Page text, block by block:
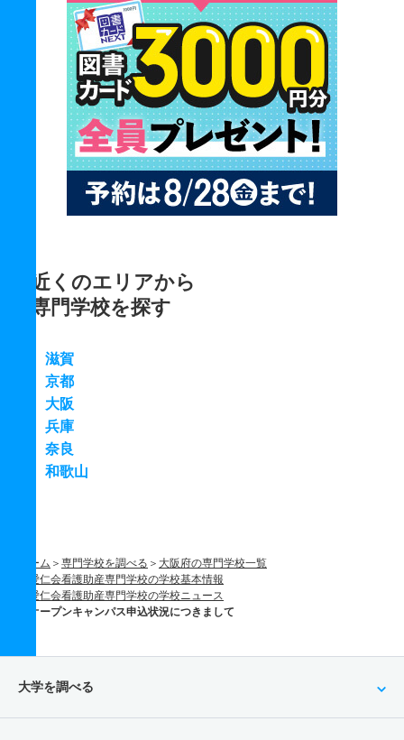
近くのエリアから
専門学校を探す
滋賀
京都
大阪
兵庫
奈良
和歌山
ホーム 専門学校を調べる
大阪府の専門学校一覧
愛仁会看護助産専門学校の学校基本情報
愛仁会看護助産専門学校の学校ニュース
オープンキャンパス申込状況につきまして
大学を調べる